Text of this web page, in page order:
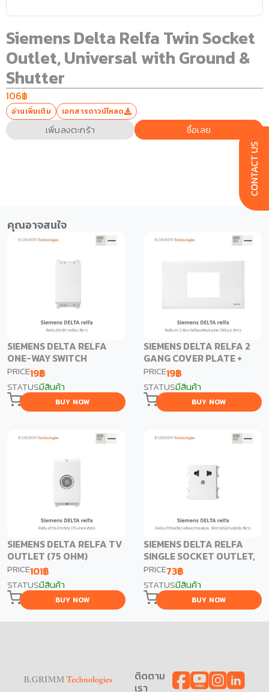
Siemens Delta Relfa Twin Socket
Outlet, Universal with Ground &
Shutter
106฿
อ่านเพิ่มเติม เอกสารดาวน์โหลด
เพิ่มลงตะกร้า ซื้อเลย
คุณอาจสนใจ
SIEMENS DELTA RELFA
ONE-WAY SWITCH
PRICE19฿
STATUSมีสินค้า
BUY NOW
SIEMENS DELTA RELFA 2
GANG COVER PLATE +
FRAME, 120 MM
PRICE19฿
STATUSมีสินค้า
BUY NOW
SIEMENS DELTA RELFA TV
OUTLET (75 OHM)
PRICE101฿
STATUSมีสินค้า
BUY NOW
SIEMENS DELTA RELFA
SINGLE SOCKET OUTLET,
UNIVERSAL WITH
GROUND & SHUTTER
PRICE73฿
STATUSมีสินค้า
BUY NOW
ติดตาม
เรา